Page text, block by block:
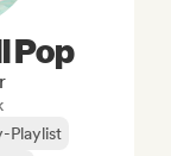
Pop
Playlist